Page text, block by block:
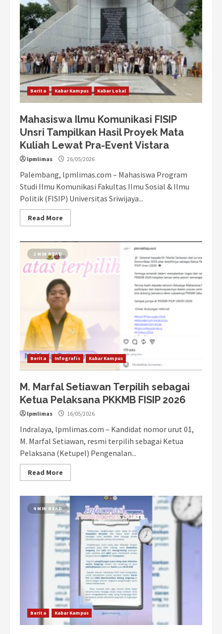
Berita Kabar Kampus Kabar Lokal
Mahasiswa Ilmu Komunikasi FISIP
Unsri Tampilkan Hasil Proyek Mata
Kuliah Lewat Pra-Event Vistara
lpmlimas 26/05/2026
Palembang, lpmlimas.com – Mahasiswa Program
Studi Ilmu Komunikasi Fakultas Ilmu Sosial & Ilmu
Politik (FISIP) Universitas Sriwijaya...
Read More
2 MIN READ
Berita Infografis Kabar Kampus
M. Marfal Setiawan Terpilih sebagai
Ketua Pelaksana PKKMB FISIP 2026
lpmlimas 16/05/2026
Indralaya, lpmlimas.com – Kandidat nomor urut 01,
M. Marfal Setiawan, resmi terpilih sebagai Ketua
Pelaksana (Ketupel) Pengenalan...
Read More
4 MIN READ
Berita Kabar Kampus